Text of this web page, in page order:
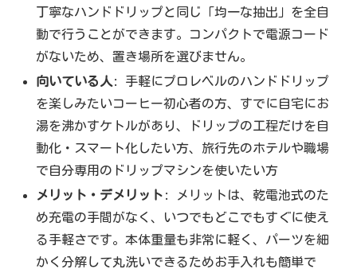
丁寧なハンドドリップと同じ「均一な抽出」を全自
動で行うことができます。コンパクトで電源コード
がないため、置き場所を選びません。
向いている人 : 手軽にプロレベルのハンドドリップ
を楽しみたいコーヒー初心者の方、すでに自宅にお
湯を沸かすケトルがあり、ドリップの工程だけを自
動化・スマート化したい方、旅行先のホテルや職場
で自分専用のドリップマシンを使いたい方
メリット・デメリット : メリットは、乾電池式のた
め充電の手間がなく、いつでもどこでもすぐに使え
る手軽さです。本体重量も非常に軽く、パーツを細
かく分解して丸洗いできるためお手入れも簡単で